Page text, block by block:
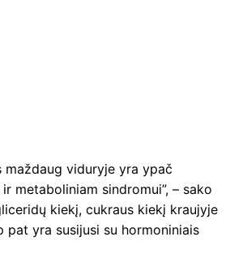
maždaug viduryje yra ypač
metaboliniam sindromui”, – sako
kiekį, cukraus kiekį kraujyje
pat yra susijusi su hormoniniais